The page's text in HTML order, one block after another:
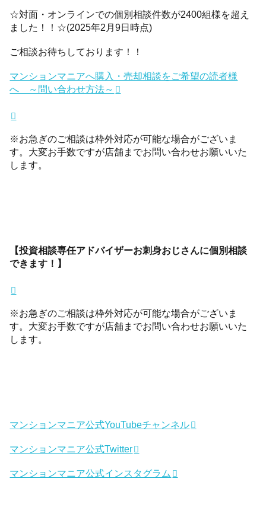
☆対面・オンラインでの個別相談件数が2400組様を超え
ました！！☆(2025年2月9日時点)
ご相談お待ちしております！！
マンションマニアへ購入・売却相談をご希望の読者様
へ ～問い合わせ方法～
※お急ぎのご相談は枠外対応が可能な場合がございま
す。大変お手数ですが店舗までお問い合わせお願いいた
します。
【投資相談専任アドバイザーお刺身おじさんに個別相談
できます！】
※お急ぎのご相談は枠外対応が可能な場合がございま
す。大変お手数ですが店舗までお問い合わせお願いいた
します。
マンションマニア公式YouTubeチャンネル
マンションマニア公式Twitter
マンションマニア公式インスタグラム